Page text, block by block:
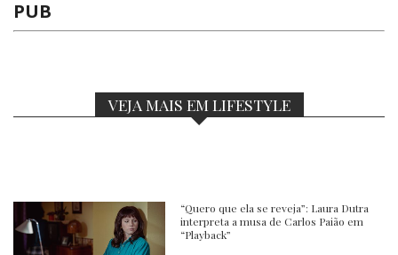
PUB
VEJA MAIS EM LIFESTYLE
“Quero que ela se reveja”: Laura Dutra
interpreta a musa de Carlos Paião em
“Playback”